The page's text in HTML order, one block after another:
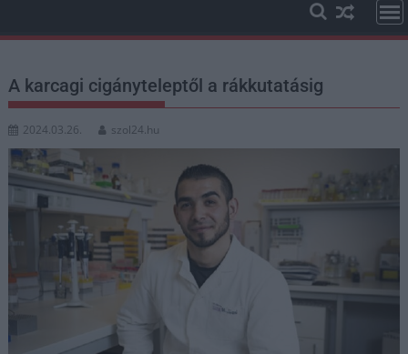
A karcagi cigányteleptől a rákkutatásig
2024.03.26. szol24.hu